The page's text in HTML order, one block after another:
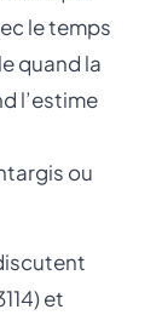
le temps
quand la
l’estime
ou
et